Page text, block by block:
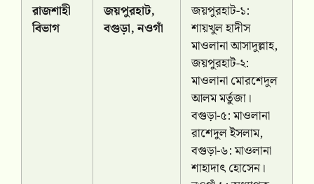
রাজশাহী
বিভাগ
জয়পুরহাট,
বগুড়া, নওগাঁ
জয়পুরহাট-১:
শায়খুল হাদীস
মাওলানা আসাদুল্লাহ,
জয়পুরহাট-২:
মাওলানা মোরশেদুল
আলম মর্তুজা।
বগুড়া-৫: মাওলানা
রাশেদুল ইসলাম,
বগুড়া-৬: মাওলানা
শাহাদাৎ হোসেন।